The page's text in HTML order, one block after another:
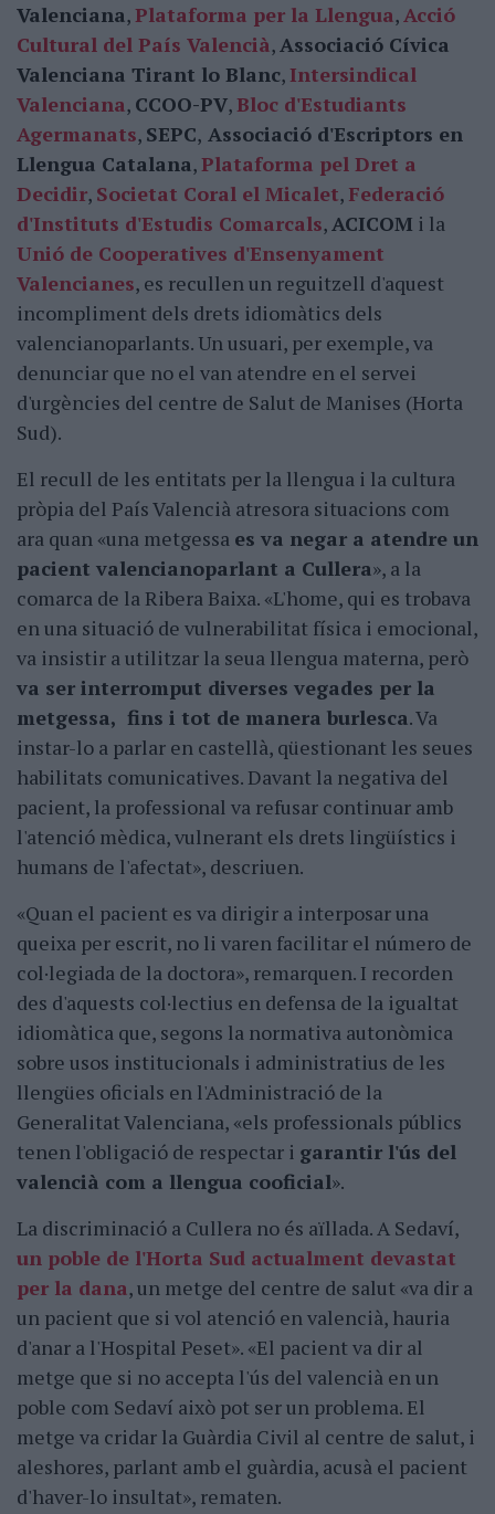
Valenciana,Plataforma per la Llengua,Acció
Cultural del País Valencià,Associació Cívica
Valenciana Tirant lo Blanc, Intersindical
Valenciana, CCOO-PV,Bloc d'Estudiants
Agermanats, SEPC, Associació d'Escriptors en
Llengua Catalana,Plataforma pel Dret a
Decidir, Societat Coral el Micalet, Federació
d'Instituts d'Estudis Comarcals,ACICOM i la
Unió de Cooperatives d'Ensenyament
Valencianes, es recullen un reguitzell d'aquest
incompliment dels drets idiomàtics dels
valencianoparlants. Un usuari, per exemple, va
denunciar que no el van atendre en el servei
d'urgències del centre de Salut de Manises (Horta
Sud).
El recull de les entitats per la llengua i la cultura
pròpia del País Valencià atresora situacions com
ara quan «una metgessa es va negar a atendre un
pacient valencianoparlant a Cullera», a la
comarca de la Ribera Baixa. «L'home, qui es trobava
en una situació de vulnerabilitat física i emocional,
va insistir a utilitzar la seua llengua materna, però
va ser interromput diverses vegades per la
metgessa, fins i tot de manera burlesca. Va
instar-lo a parlar en castellà, qüestionant les seues
habilitats comunicatives. Davant la negativa del
pacient, la professional va refusar continuar amb
l'atenció mèdica, vulnerant els drets lingüístics i
humans de l'afectat», descriuen.
«Quan el pacient es va dirigir a interposar una
queixa per escrit, no li varen facilitar el número de
col·legiada de la doctora», remarquen. I recorden
des d'aquests col·lectius en defensa de la igualtat
idiomàtica que, segons la normativa autonòmica
sobre usos institucionals i administratius de les
llengües oficials en l'Administració de la
Generalitat Valenciana, «els professionals públics
tenen l'obligació de respectar i garantir l'ús del
valencià com a llengua cooficial».
La discriminació a Cullera no és aïllada. A Sedaví,
un poble de l'Horta Sud actualment devastat
per la dana, un metge del centre de salut «va dir a
un pacient que si vol atenció en valencià, hauria
d'anar a l'Hospital Peset». «El pacient va dir al
metge que si no accepta l'ús del valencià en un
poble com Sedaví això pot ser un problema. El
metge va cridar la Guàrdia Civil al centre de salut, i
aleshores, parlant amb el guàrdia, acusà el pacient
d'haver-lo insultat», rematen.